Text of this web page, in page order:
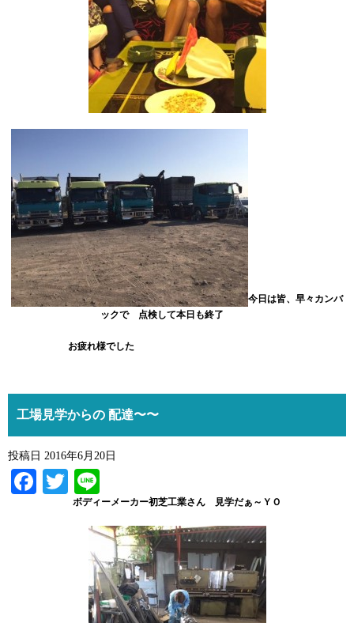
今日は皆、早々カンバ
ックで 点検して本日も終了
お疲れ様でした
工場見学からの 配達〜〜
投稿日 2016年6月20日
Facebook
Twitter
ボディーメーカー初芝工業さん 見学だぁ～ＹＯ